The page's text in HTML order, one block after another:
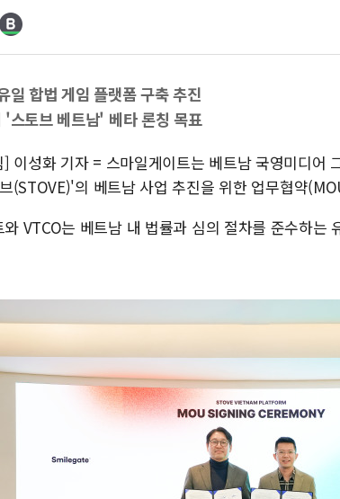
주말
오세훈
민주
뉴욕증
트럼프,
유럽증
일 합법 게임 플랫폼 구축 추진
'스토브 베트남' 베타 론칭 목표
이성화 기자 = 스마일게이트는 베트남 국영미디어
(STOVE)'의 베트남 사업 추진을 위한 업무협약
VTCO는 베트남 내 법률과 심의 절차를 준수하는